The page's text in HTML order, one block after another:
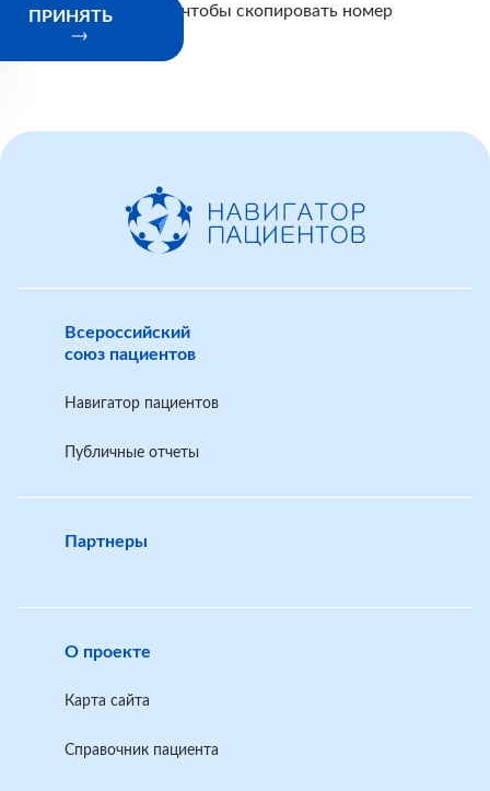
ПАЦИЕНТА.
Нажмите, чтобы скопировать номер
ПРИНЯТЬ
Всероссийский
союз пациентов
Навигатор пациентов
Публичные отчеты
Партнеры
О проекте
Карта сайта
Справочник пациента